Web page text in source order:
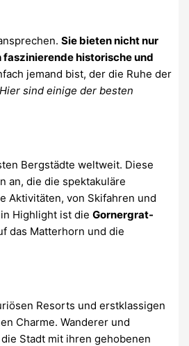
Sie bieten nicht nur
historische und
jemand bist, der die Ruhe der
sind einige der besten
Bergstädte weltweit. Diese
an, die die spektakuläre
Aktivitäten, von Skifahren und
Highlight ist die Gornergrat-
das Matterhorn und die
Resorts und erstklassigen
Charme. Wanderer und
Stadt mit ihren gehobenen